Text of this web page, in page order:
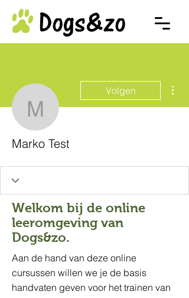
Marko Test
Volgen
Marko Test
Welkom bij de online
leeromgeving van
Dogs&zo.
Aan de hand van deze online
cursussen willen we je de basis
handvaten geven voor het trainen van